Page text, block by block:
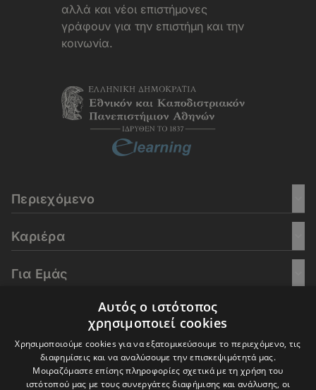
αλλά και νέοι επιστήμονες
γράφουν για την επιστήμη και την
κοινωνία.
Περιεχόμενο
Καριέρα
Για Εμάς
E-Learning
Αυτός ο ιστότοπος
χρησιμοποιεί cookies
Χρησιμοποιούμε cookies για να εξατομικεύσουμε το περιεχόμενο, τις
διαφημίσεις και να αναλύσουμε την επισκεψιμότητά μας.
Μοιραζόμαστε επίσης πληροφορίες σχετικά με τη χρήση του
ιστότοπού μας με τους συνεργάτες διαφήμισης και ανάλυσης, οι